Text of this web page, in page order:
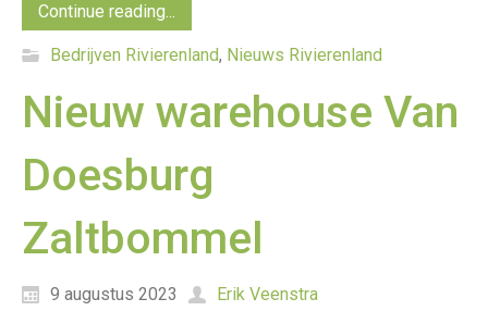
Continue reading...
Bedrijven Rivierenland, Nieuws Rivierenland
Nieuw warehouse Van
Doesburg
Zaltbommel
9 augustus 2023 Erik Veenstra